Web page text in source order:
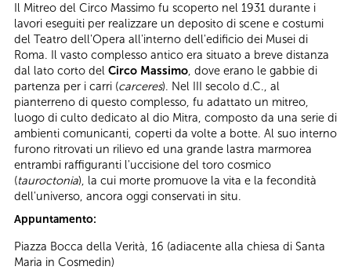
Il Mitreo del Circo Massimo fu scoperto nel 1931 durante i
lavori eseguiti per realizzare un deposito di scene e costumi
del Teatro dell'Opera all'interno dell'edificio dei Musei di
Roma. Il vasto complesso antico era situato a breve distanza
dal lato corto del Circo Massimo, dove erano le gabbie di
partenza per i carri (carceres). Nel III secolo d.C., al
pianterreno di questo complesso, fu adattato un mitreo,
luogo di culto dedicato al dio Mitra, composto da una serie di
ambienti comunicanti, coperti da volte a botte. Al suo interno
furono ritrovati un rilievo ed una grande lastra marmorea
entrambi raffiguranti l'uccisione del toro cosmico
(tauroctonia), la cui morte promuove la vita e la fecondità
dell'universo, ancora oggi conservati in situ.
Appuntamento:
Piazza Bocca della Verità, 16 (adiacente alla chiesa di Santa
Maria in Cosmedin)